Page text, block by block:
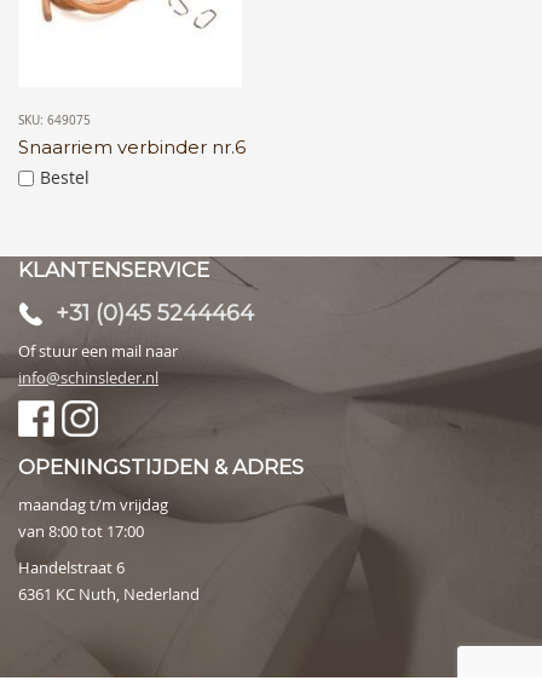
SKU: 649075
Snaarriem verbinder nr.6
Bestel
KLANTENSERVICE
+31 (0)45 5244464
Of stuur een mail naar
info@schinsleder.nl
OPENINGSTIJDEN & ADRES
maandag t/m vrijdag
van 8:00 tot 17:00
Handelstraat 6
6361 KC Nuth, Nederland